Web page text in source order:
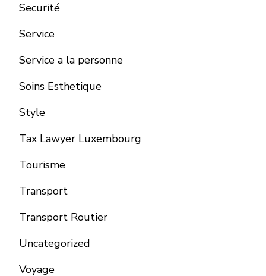
Securité
Service
Service a la personne
Soins Esthetique
Style
Tax Lawyer Luxembourg
Tourisme
Transport
Transport Routier
Uncategorized
Voyage